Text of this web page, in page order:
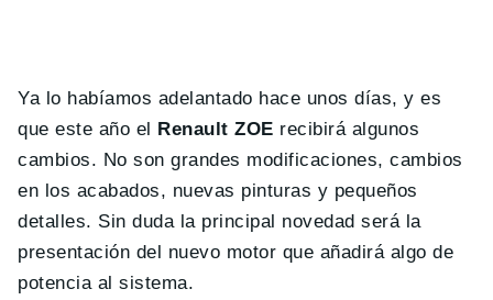
Ya lo habíamos adelantado hace unos días, y es
que este año el Renault ZOE recibirá algunos
cambios. No son grandes modificaciones, cambios
en los acabados, nuevas pinturas y pequeños
detalles. Sin duda la principal novedad será la
presentación del nuevo motor que añadirá algo de
potencia al sistema.